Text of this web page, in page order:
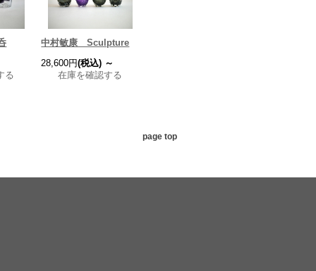
る
中村敏康 Sculpture
28,600円(税込) ～
在庫を確認する
page top